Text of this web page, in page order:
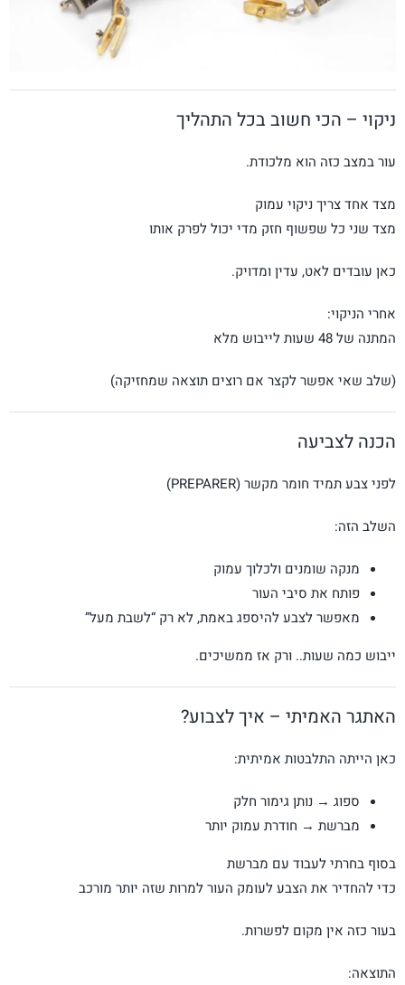
ניקוי – הכי חשוב בכל התהליך
עור במצב כזה הוא מלכודת.
מצד אחד צריך ניקוי עמוק
מצד שני כל שפשוף חזק מדי יכול לפרק אותו
כאן עובדים לאט, עדין ומדויק.
אחרי הניקוי:
המתנה של 48 שעות לייבוש מלא
(שלב שאי אפשר לקצר אם רוצים תוצאה שמחזיקה)
הכנה לצביעה
לפני צבע תמיד חומר מקשר (PREPARER)
השלב הזה:
מנקה שומנים ולכלוך עמוק
פותח את סיבי העור
מאפשר לצבע להיספג באמת, לא רק “לשבת מעל”
ייבוש כמה שעות.. ורק אז ממשיכים.
האתגר האמיתי – איך לצבוע?
כאן הייתה התלבטות אמיתית:
ספוג → נותן גימור חלק
מברשת → חודרת עמוק יותר
בסוף בחרתי לעבוד עם מברשת
כדי להחדיר את הצבע לעומק העור למרות שזה יותר מורכב
בעור כזה אין מקום לפשרות.
התוצאה: